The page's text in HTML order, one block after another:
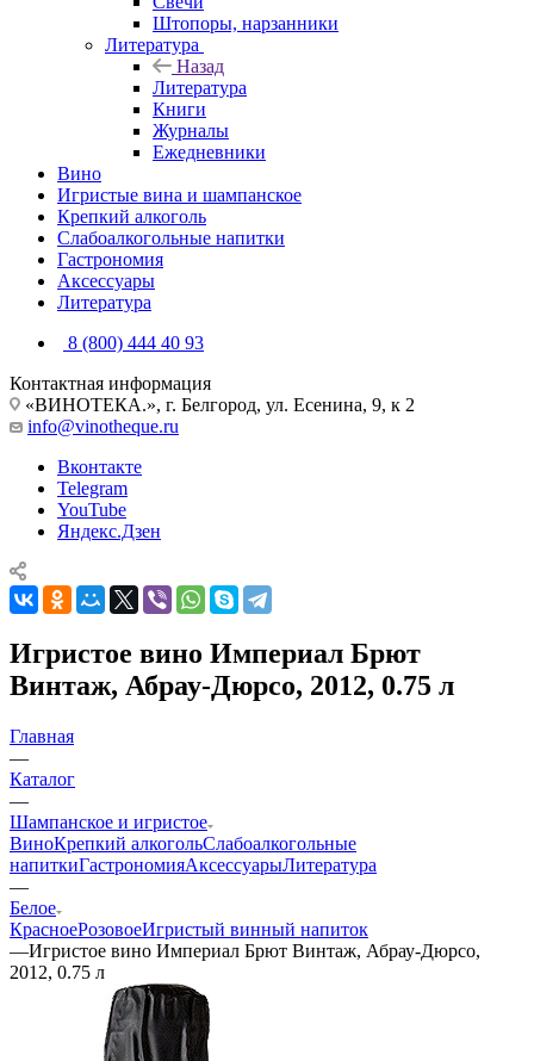
Штопоры, нарзанники
Литература
Назад
Литература
Книги
Журналы
Ежедневники
Вино
Игристые вина и шампанское
Крепкий алкоголь
Слабоалкогольные напитки
Гастрономия
Аксессуары
Литература
8 (800) 444 40 93
Контактная информация
«ВИНОТЕКА.», г. Белгород, ул. Есенина, 9, к 2
info@vinotheque.ru
Вконтакте
Telegram
YouTube
Яндекс.Дзен
Игристое вино Империал Брют
Винтаж, Абрау-Дюрсо, 2012, 0.75 л
Главная
—
Каталог
—
Шампанское и игристое
ВиноКрепкий алкогольСлабоалкогольные
напиткиГастрономияАксессуарыЛитература
—
Белое
КрасноеРозовоеИгристый винный напиток
—Игристое вино Империал Брют Винтаж, Абрау-Дюрсо,
2012, 0.75 л